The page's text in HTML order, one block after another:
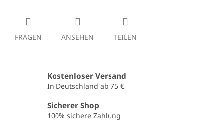
FRAGEN ANSEHEN TEILEN
Kostenloser Versand
In Deutschland ab 75 €
Sicherer Shop
100% sichere Zahlung